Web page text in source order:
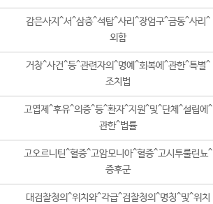
감은사지^서^삼층^석탑^사리^장엄구^금동^사리^
외함
거창^사건^등^관련자의^명예^회복에^관한^특별^
조치법
고엽제^후유^의증^등^환자^지원^및^단체^설립에^
관한^법률
고오르니틴^혈증^고암모니아^혈증^고시투룰린뇨^
증후군
대검찰청의^위치와^각급^검찰청의^명칭^및^위치